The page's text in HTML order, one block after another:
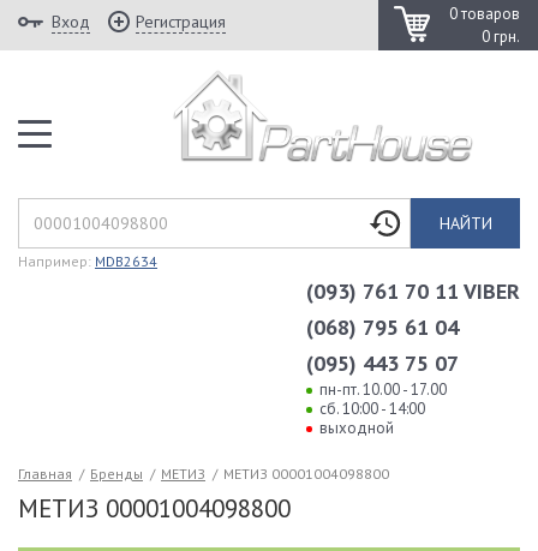
0 товаров
0 грн.
Вход Регистрация
НАЙТИ
Например: MDB2634
(093) 761 70 11 VIBER
(068) 795 61 04
(095) 443 75 07
пн-пт. 10.00 - 17.00
сб. 10:00 - 14:00
выходной
Главная / Бренды / МЕТИЗ / МЕТИЗ 00001004098800
МЕТИЗ 00001004098800